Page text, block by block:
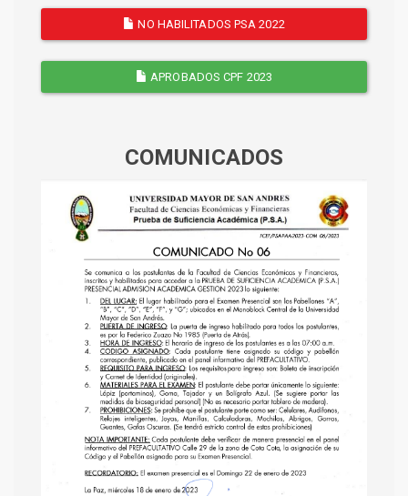
NO HABILITADOS PSA 2022
APROBADOS CPF 2023
COMUNICADOS